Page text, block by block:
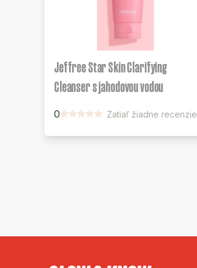
Jeffree Star Skin Clarifying
Cleanser s jahodovou vodou
0 Zatiaľ žiadne recenzie